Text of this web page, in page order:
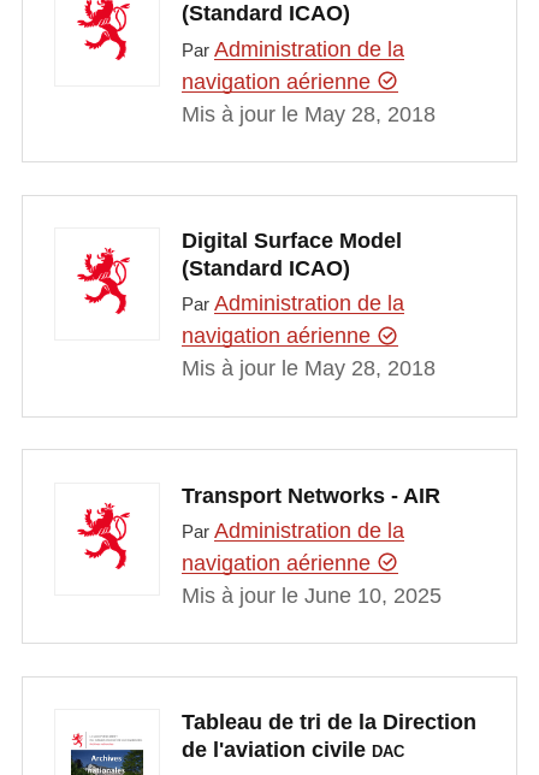
(Standard ICAO)
Par Administration de la
navigation aérienne
Mis à jour le May 28, 2018
Digital Surface Model
(Standard ICAO)
Par Administration de la
navigation aérienne
Mis à jour le May 28, 2018
Transport Networks - AIR
Par Administration de la
navigation aérienne
Mis à jour le June 10, 2025
Tableau de tri de la Direction
de l'aviation civile DAC